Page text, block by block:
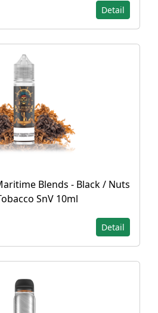
Detail
Blends - Black / Nuts
SnV 10ml
Detail